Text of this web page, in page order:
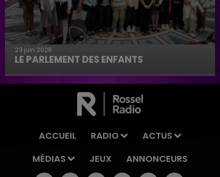
23 juin 2026
LE PARLEMENT DES ENFANTS
Le parlement des enfants
ACCUEIL RADIO
ACTUS
MÉDIAS
JEUX ANNONCEURS